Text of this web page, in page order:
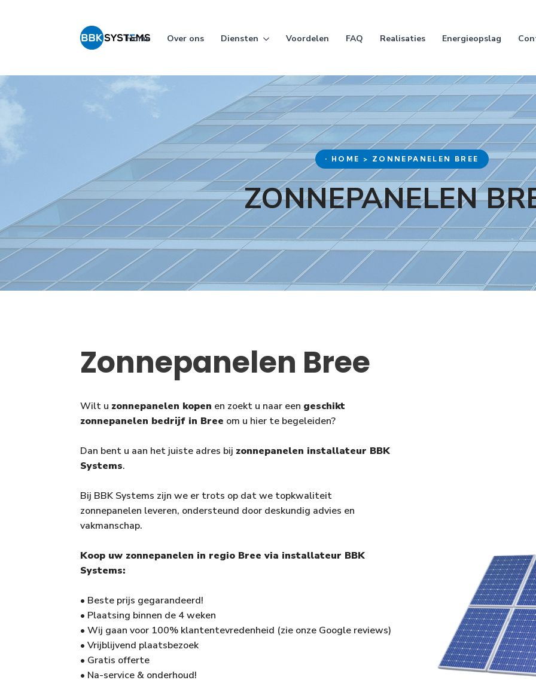
Home Over ons Diensten Voordelen FAQ Realisaties Energieopslag
• HOME > ZONNEPANELEN BREE
ZONNEPANELEN
Zonnepanelen Bree
Wilt u zonnepanelen kopen en zoekt u naar een geschikt
zonnepanelen bedrijf in Bree om u hier te begeleiden?
Dan bent u aan het juiste adres bij zonnepanelen installateur BBK
Systems.
Bij BBK Systems zijn we er trots op dat we topkwaliteit
zonnepanelen leveren, ondersteund door deskundig advies en
vakmanschap.
Koop uw zonnepanelen in regio Bree via installateur BBK
Systems:
• Beste prijs gegarandeerd!
• Plaatsing binnen de 4 weken
• Wij gaan voor 100% klantentevredenheid (zie onze Google reviews)
• Vrijblijvend plaatsbezoek
• Gratis offerte
• Na-service & onderhoud!